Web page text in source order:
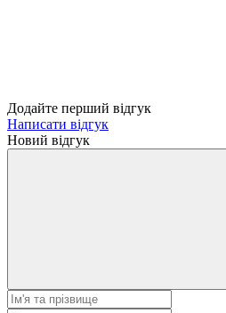
Додайте перший відгук
Написати відгук
Новий відгук